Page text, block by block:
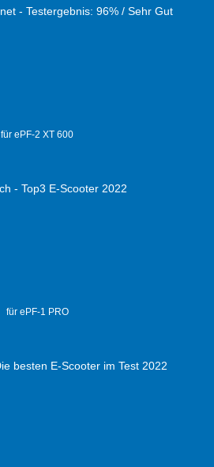
für ePF-2 XT 600
für ePF-1 PRO